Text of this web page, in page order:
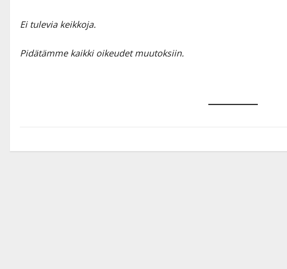
Ei tulevia keikkoja.
Pidätämme kaikki oikeudet muutoksiin.